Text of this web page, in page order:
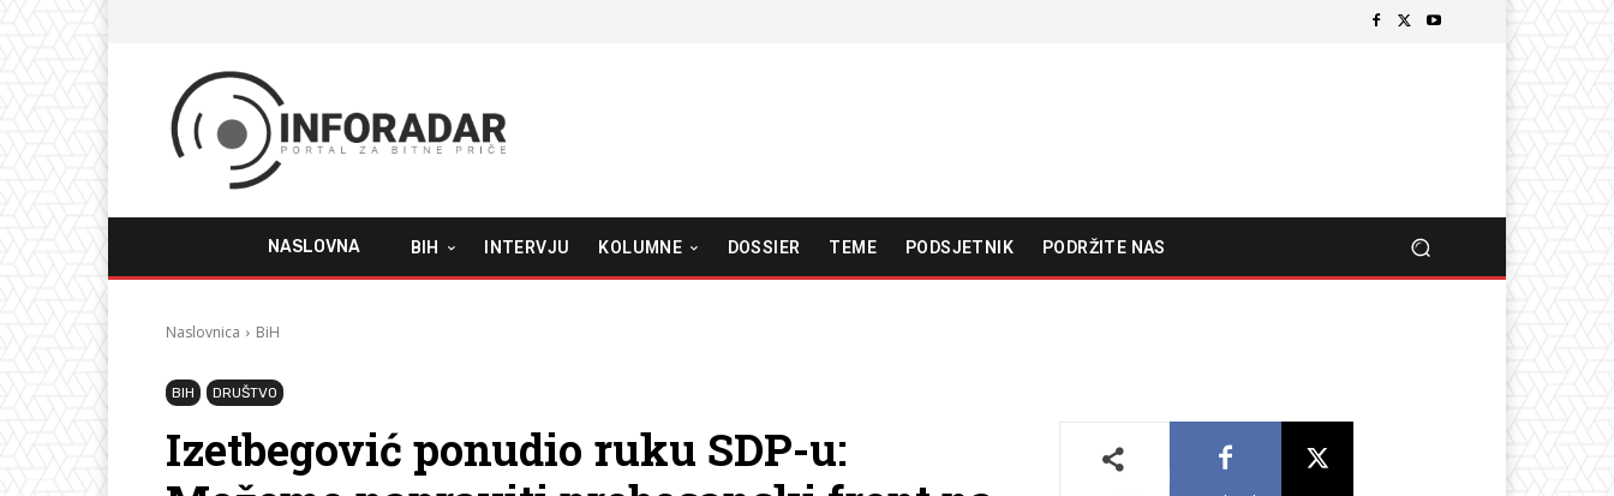
NASLOVNA BIH INTERVJU KOLUMNE DOSSIER TEME PODSJETNIK PODRŽITE NAS
Naslovnica BiH
BIH DRUŠTVO
Izetbegović ponudio ruku SDP-u: